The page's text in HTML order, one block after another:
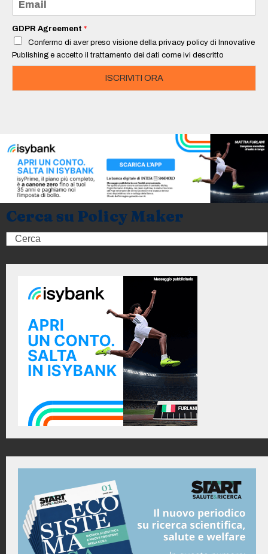
a
i
*
GDPR Agreement *
Confermo di aver preso visione della privacy policy di Innovative
Publishing e accetto il trattamento dei dati come ivi descritto
ISCRIVITI ORA
Cerca su Policy Maker
Search